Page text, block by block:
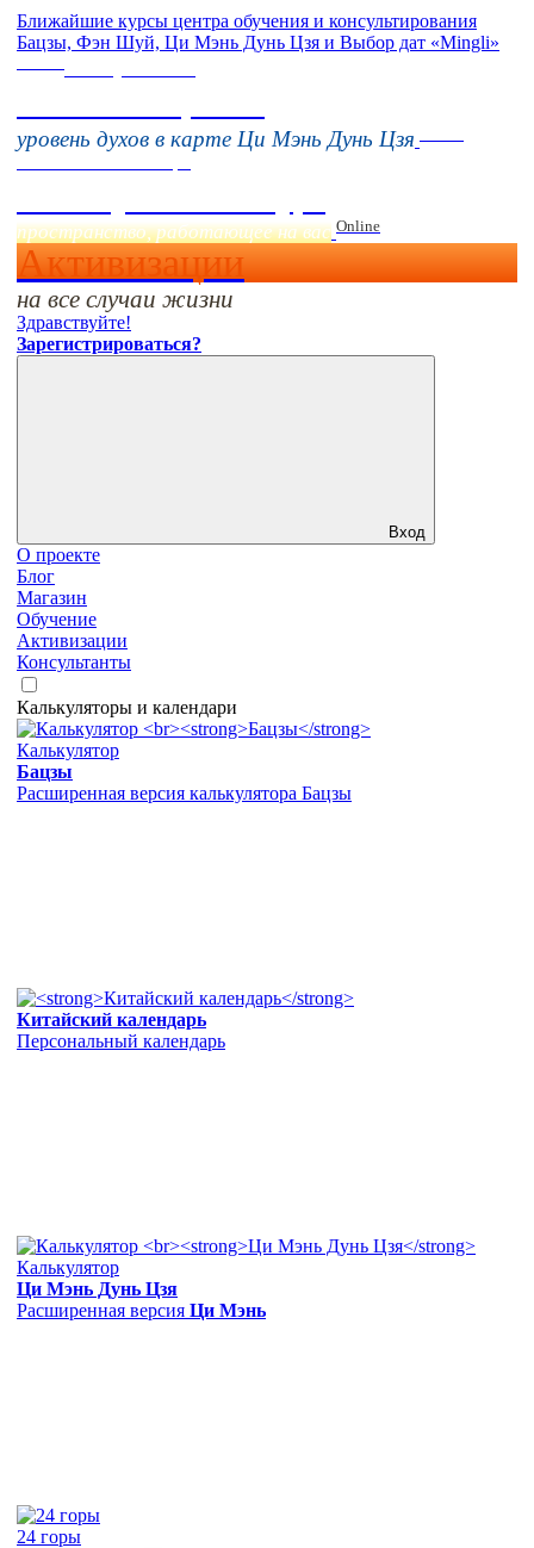
Ближайшие курсы центра обучения и консультирования
Бацзы, Фэн Шуй, Ци Мэнь Дунь Цзя и Выбор дат «Mingli»
уровень духов в карте Ци Мэнь Дунь Цзя
пространство, работающее на вас Online
Активизации
на все случаи жизни
Здравствуйте!
Зарегистрироваться?
Вход
О проекте
Блог
Магазин
Обучение
Активизации
Консультанты
Калькуляторы и календари
Калькулятор
Бацзы
Расширенная версия калькулятора Бацзы
Китайский календарь
Персональный календарь
Калькулятор
Ци Мэнь Дунь Цзя
Расширенная версия Ци Мэнь
24 горы